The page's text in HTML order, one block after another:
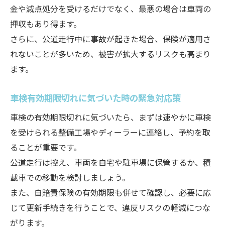
金や減点処分を受けるだけでなく、最悪の場合は車両の
押収もあり得ます。
さらに、公道走行中に事故が起きた場合、保険が適用さ
れないことが多いため、被害が拡大するリスクも高まり
ます。
車検有効期限切れに気づいた時の緊急対応策
車検の有効期限切れに気づいたら、まずは速やかに車検
を受けられる整備工場やディーラーに連絡し、予約を取
ることが重要です。
公道走行は控え、車両を自宅や駐車場に保管するか、積
載車での移動を検討しましょう。
また、自賠責保険の有効期限も併せて確認し、必要に応
じて更新手続きを行うことで、違反リスクの軽減につな
がります。